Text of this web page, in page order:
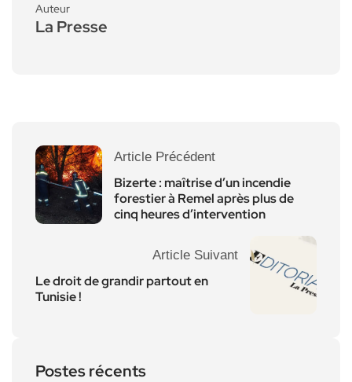
Auteur
La Presse
Article Précédent
Bizerte : maîtrise d’un incendie
forestier à Remel après plus de
cinq heures d’intervention
Article Suivant
Le droit de grandir partout en
Tunisie !
Postes récents